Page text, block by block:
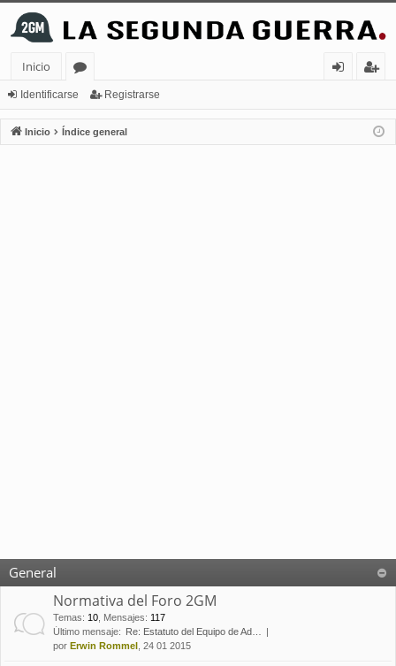
Inicio
or
os
nt
ifi
ist
ra
Identificarse Registrarse
Inicio Índice general
General
Normativa del Foro 2GM
Temas: 10 Mensajes: 117
Último mensaje:
Re: Estatuto del Equipo de Ad…
por Erwin Rommel , 24 01 2015